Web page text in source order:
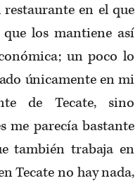
en el que
los mantiene así
un poco lo
únicamente en mi
de Tecate, sino
me parecía bastante
también trabaja en
Tecate no hay nada,